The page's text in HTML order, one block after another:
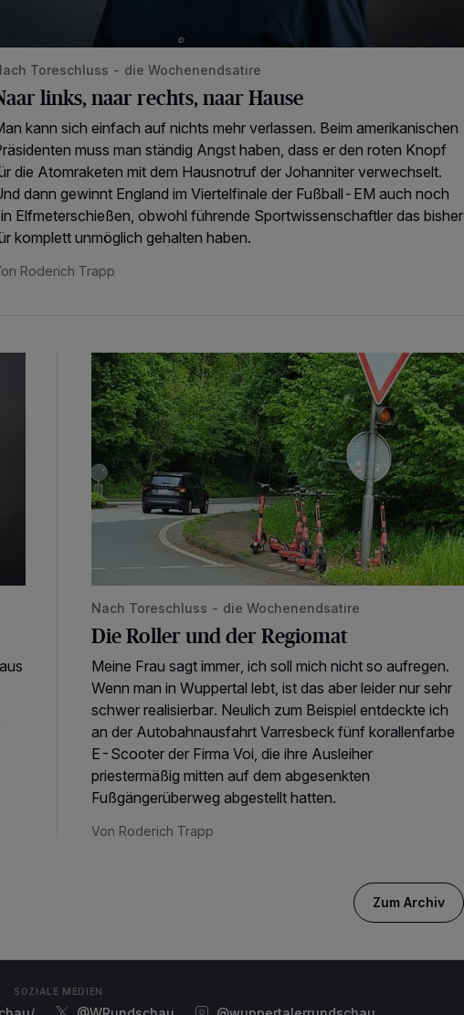
Toreschluss - die Wochenendsatire
links, naar rechts, naar Hause
kann sich einfach auf nichts mehr verlassen. Beim amerikanischen
muss man ständig Angst haben, dass er den roten Knopf
die Atomraketen mit dem Hausnotruf der Johanniter verwechselt.
dann gewinnt England im Viertelfinale der Fußball-EM auch noch
Elfmeterschießen, obwohl führende Sportwissenschaftler das bisher
komplett unmöglich gehalten haben.
Roderich Trapp
Die Roller und der Regiomat
Nach Toreschluss - die Wochenendsatire
Die Roller und der Regiomat
Meine Frau sagt immer, ich soll mich nicht so aufregen.
Wenn man in Wuppertal lebt, ist das aber leider nur sehr
schwer realisierbar. Neulich zum Beispiel entdeckte ich
an der Autobahnausfahrt Varresbeck fünf korallenfarbe
E-Scooter der Firma Voi, die ihre Ausleiher
priestermäßig mitten auf dem abgesenkten
Fußgängerüberweg abgestellt hatten.
Von Roderich Trapp
Zum Archiv
SOZIALE MEDIEN